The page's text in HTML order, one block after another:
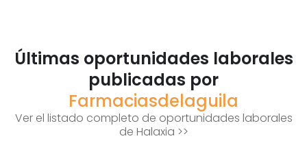
Últimas oportunidades laborales
publicadas por
Farmaciasdelaguila
Ver el listado completo de oportunidades laborales
de Halaxia >>